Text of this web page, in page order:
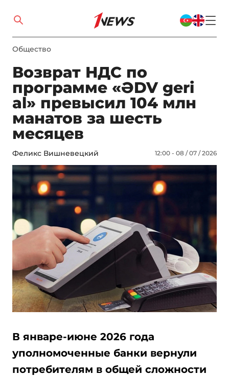
Общество
Возврат НДС по
программе «ƏDV geri
al» превысил 104 млн
манатов за шесть
месяцев
Феликс Вишневецкий 12:00 - 08 / 07 / 2026
В январе-июне 2026 года
уполномоченные банки вернули
потребителям в общей сложности